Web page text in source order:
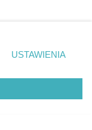
prywatności
zgody
się takiemu
tylko
USTAWIENIA